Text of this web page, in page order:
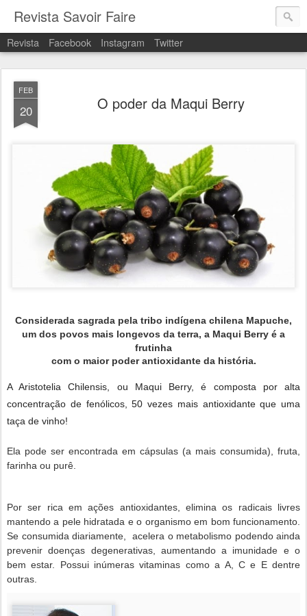
Revista Savoir Faire
Revista Facebook Instagram Twitter
FEB
20 O poder da Maqui Berry
Considerada sagrada pela tribo indígena chilena Mapuche,
um dos povos mais longevos da terra, a Maqui Berry é a
frutinha
com o maior poder antioxidante da história.
A Aristotelia Chilensis, ou Maqui Berry, é composta por alta
concentração de fenólicos, 50 vezes mais antioxidante que uma
taça de vinho!
Ela pode ser encontrada em cápsulas (a mais consumida), fruta,
farinha ou purê.
Por ser rica em ações antioxidantes, elimina os radicais livres
mantendo a pele hidratada e o organismo em bom funcionamento.
Se consumida diariamente, acelera o metabolismo podendo ainda
prevenir doenças degenerativas, aumentando a imunidade e o
bem estar. Possui inúmeras vitaminas como a A, C e E dentre
outras.